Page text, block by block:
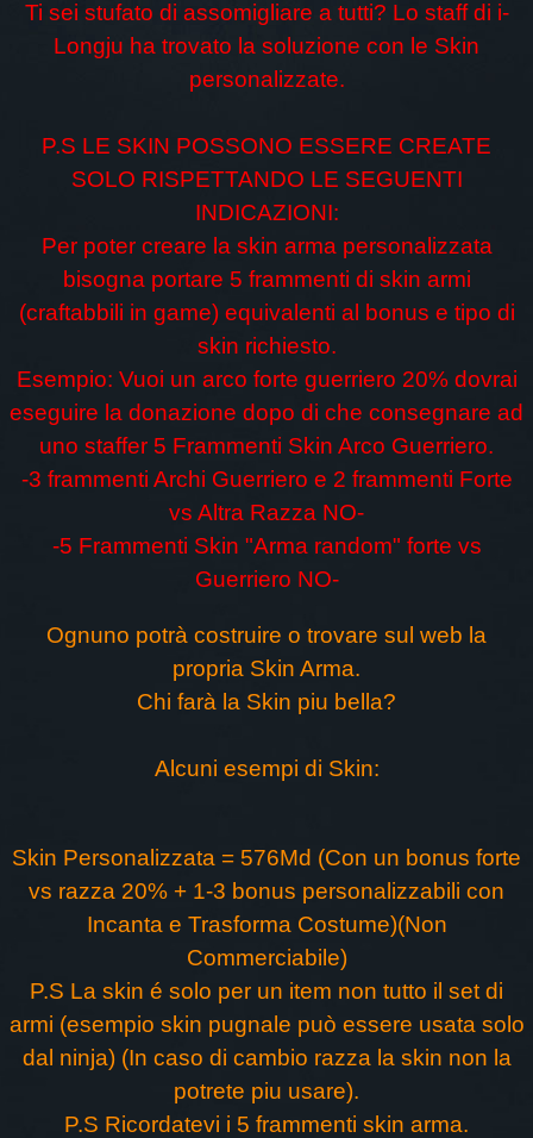
Ti sei stufato di assomigliare a tutti? Lo staff di i-
Longju ha trovato la soluzione con le Skin
personalizzate.
P.S LE SKIN POSSONO ESSERE CREATE
SOLO RISPETTANDO LE SEGUENTI
INDICAZIONI:
Per poter creare la skin arma personalizzata
bisogna portare 5 frammenti di skin armi
(craftabbili in game) equivalenti al bonus e tipo di
skin richiesto.
Esempio: Vuoi un arco forte guerriero 20% dovrai
eseguire la donazione dopo di che consegnare ad
uno staffer 5 Frammenti Skin Arco Guerriero.
-3 frammenti Archi Guerriero e 2 frammenti Forte
vs Altra Razza NO-
-5 Frammenti Skin "Arma random" forte vs
Guerriero NO-
Ognuno potrà costruire o trovare sul web la
propria Skin Arma.
Chi farà la Skin piu bella?
Alcuni esempi di Skin:
Skin Personalizzata = 576Md (Con un bonus forte
vs razza 20% + 1-3 bonus personalizzabili con
Incanta e Trasforma Costume)(Non
Commerciabile)
P.S La skin é solo per un item non tutto il set di
armi (esempio skin pugnale può essere usata solo
dal ninja) (In caso di cambio razza la skin non la
potrete piu usare).
P.S Ricordatevi i 5 frammenti skin arma.